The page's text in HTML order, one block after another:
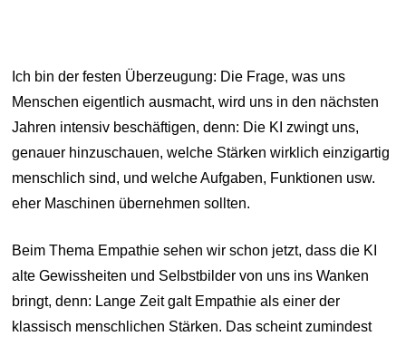
Ich bin der festen Überzeugung: Die Frage, was uns
Menschen eigentlich ausmacht, wird uns in den nächsten
Jahren intensiv beschäftigen, denn: Die KI zwingt uns,
genauer hinzuschauen, welche Stärken wirklich einzigartig
menschlich sind, und welche Aufgaben, Funktionen usw.
eher Maschinen übernehmen sollten.
Beim Thema Empathie sehen wir schon jetzt, dass die KI
alte Gewissheiten und Selbstbilder von uns ins Wanken
bringt, denn: Lange Zeit galt Empathie als einer der
klassisch menschlichen Stärken. Das scheint zumindest